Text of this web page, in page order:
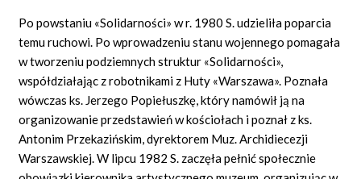
Po powstaniu «Solidarności» w r. 1980 S. udzieliła poparcia
temu ruchowi. Po wprowadzeniu stanu wojennego pomagała
w tworzeniu podziemnych struktur «Solidarności»,
współdziałając z robotnikami z Huty «Warszawa». Poznała
wówczas ks. Jerzego Popiełuszkę, który namówił ją na
organizowanie przedstawień w kościołach i poznał z ks.
Antonim Przekazińskim, dyrektorem Muz. Archidiecezji
Warszawskiej. W lipcu 1982 S. zaczęła pełnić społecznie